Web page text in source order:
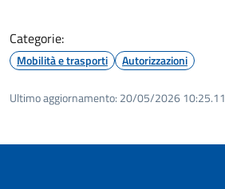
Categorie:
Mobilità e trasporti Autorizzazioni
Ultimo aggiornamento: 20/05/2026 10:25.11